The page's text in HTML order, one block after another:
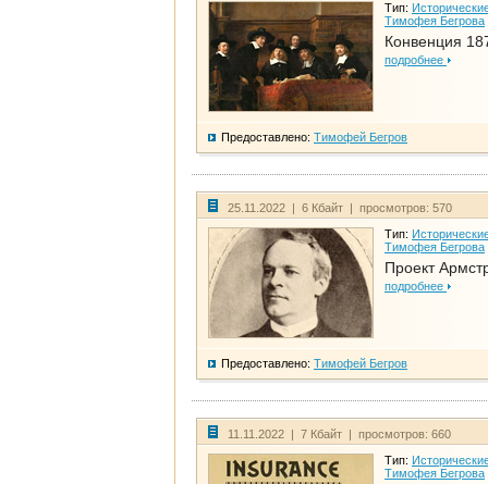
Тип:
Тимофея Бегрова
Конвенция
подробнее
Предоставлено: Тимофей Бегров
25.11.2022 | 6 Кбайт | просмотров: 570
Тип:
Тимофея Бегрова
Проект
подробнее
Предоставлено: Тимофей Бегров
11.11.2022 | 7 Кбайт | просмотров: 660
Тип:
Тимофея Бегрова